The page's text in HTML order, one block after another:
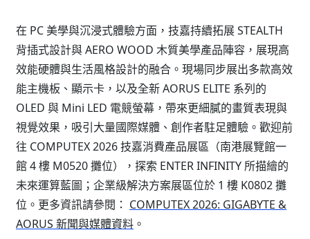
在 PC 美學與沉浸式體驗方面，技嘉持續拓展 STEALTH
背插式設計與 AERO WOOD 木質美學產品陣容，展現高
效能硬體與生活風格設計的融合。現場同步展出多款高效
能主機板、顯示卡，以及全新 AORUS ELITE 系列的
OLED 與 Mini LED 電競螢幕，帶來更細膩的畫質表現與
視覺效果，吸引大量國際媒體、創作者駐足體驗。歡迎前
往 COMPUTEX 2026 技嘉消費產品展區（南港展覽館一
館 4 樓 M0520 攤位），探索 ENTER INFINITY 所描繪的
未來運算藍圖；企業級解決方案展區位於 1 樓 K0802 攤
位。更多資訊請參閱： COMPUTEX 2026: GIGABYTE &
AORUS 新聞與媒體資料 。